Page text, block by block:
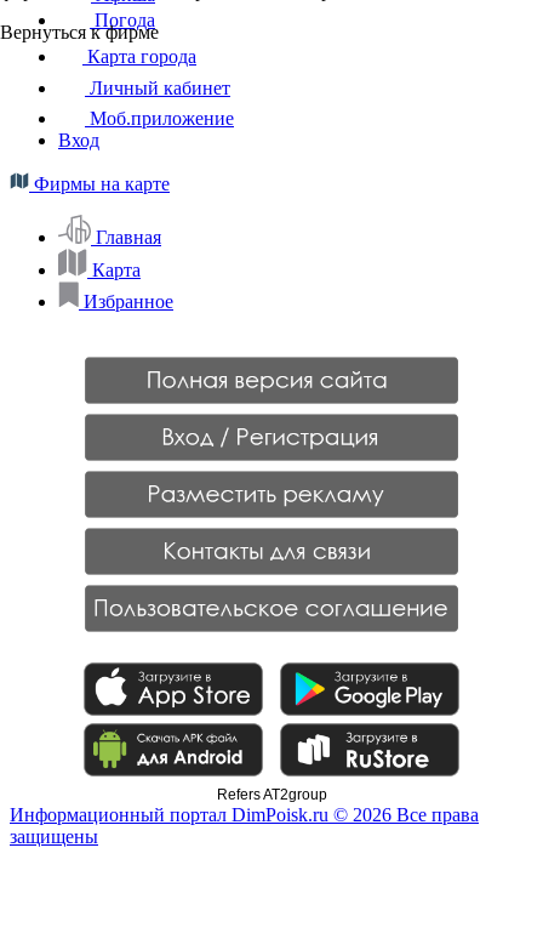
Вернуться к фирме
Погода
Карта города
Личный кабинет
Моб.приложение
Вход
Фирмы на карте
Главная
Карта
Избранное
Refers AT2group
Информационный портал DimPoisk.ru © 2026 Все права
защищены